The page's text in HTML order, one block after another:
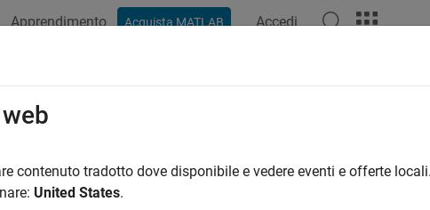
Apprendimento Acquista MATLAB Accedi
How useful was this information?
contenuto tradotto dove disponibile e vedere eventi e offerte
United States.